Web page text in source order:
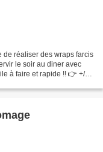
le soir au diner avec
à faire et rapide !! 👉 +/-